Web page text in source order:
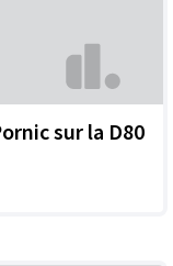
sur la D80